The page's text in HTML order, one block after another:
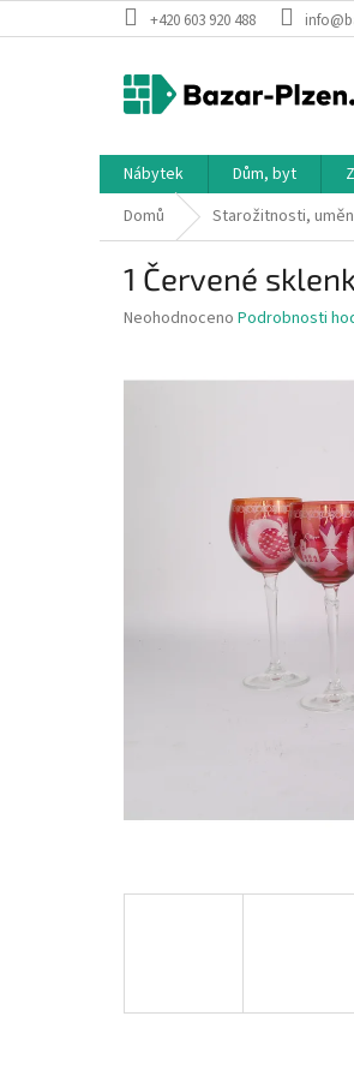
na
+420 603 920 488
Nábytek Dům, byt
Domů
Starožitnosti,
1 Červené
Průměrné
je
Neohodnoceno Podrobnosti